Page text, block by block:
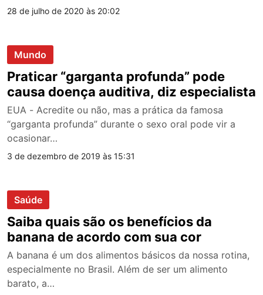
28 de julho de 2020 às 20:02
Mundo
Praticar “garganta profunda” pode
causa doença auditiva, diz especialista
EUA - Acredite ou não, mas a prática da famosa
“garganta profunda” durante o sexo oral pode vir a
ocasionar…
3 de dezembro de 2019 às 15:31
Saúde
Saiba quais são os benefícios da
banana de acordo com sua cor
A banana é um dos alimentos básicos da nossa rotina,
especialmente no Brasil. Além de ser um alimento
barato, a…